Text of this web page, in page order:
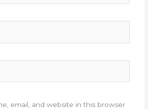
email, and website in this browser